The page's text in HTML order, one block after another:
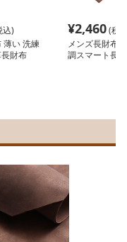
込)
薄い 洗練
財布
¥2,460(税
メンズ長財布
調スマート長